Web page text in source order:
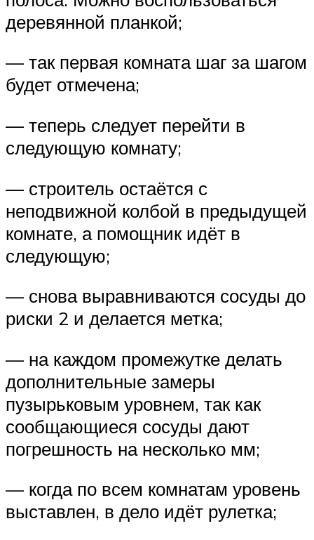
деревянной планкой;
— так первая комната шаг за шагом
будет отмечена;
— теперь следует перейти в
следующую комнату;
— строитель остаётся с
неподвижной колбой в предыдущей
комнате, а помощник идёт в
следующую;
— снова выравниваются сосуды до
риски 2 и делается метка;
— на каждом промежутке делать
дополнительные замеры
пузырьковым уровнем, так как
сообщающиеся сосуды дают
погрешность на несколько мм;
— когда по всем комнатам уровень
выставлен, в дело идёт рулетка;